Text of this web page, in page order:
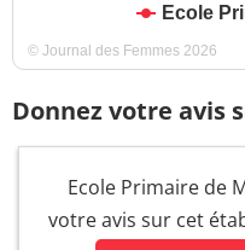
Ecole
© Journal des Femmes 2026
Donnez votre avis
Ecole Primaire de
votre avis sur cet